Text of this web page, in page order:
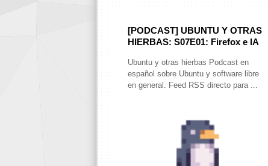
[PODCAST] UBUNTU Y OTRAS
HIERBAS: S07E01: Firefox e IA
Ubuntu y otras hierbas Podcast en
español sobre Ubuntu y software libre
en general. Feed RSS directo para ...